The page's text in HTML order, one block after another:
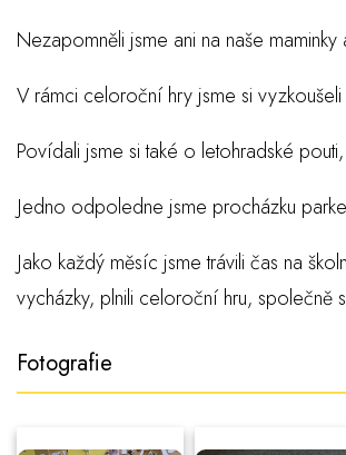
Nezapomněli jsme ani na naše
V rámci celoroční hry jsme si
Povídali jsme si také o letohradské
Jedno odpoledne jsme procházku
Jako každý měsíc jsme trávili čas na
vycházky, plnili celoroční hru, společně
Fotografie